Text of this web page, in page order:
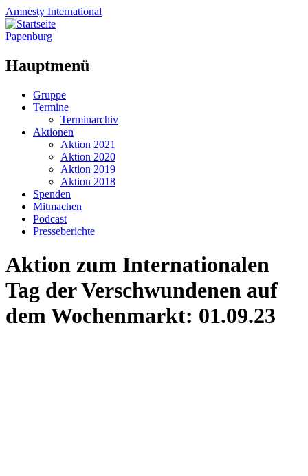
Amnesty International
Papenburg
Hauptmenü
Zum
Inhalt
Gruppe
Termine
Terminarchiv
Aktionen
Aktion 2021
Aktion 2020
Aktion 2019
Aktion 2018
Spenden
Mitmachen
Podcast
Presseberichte
Aktion zum Internationalen
Tag der Verschwundenen auf
dem Wochenmarkt: 01.09.23